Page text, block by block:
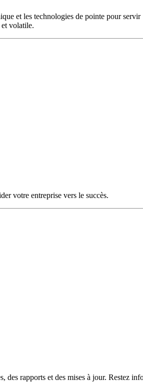
et les technologies de pointe pour
et volatile.
votre entreprise vers le succès.
rapports et des mises à jour. Restez